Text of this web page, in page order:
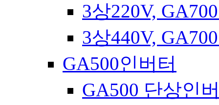
3상220V,
3상440V,
GA500인버터
GA500 단상인